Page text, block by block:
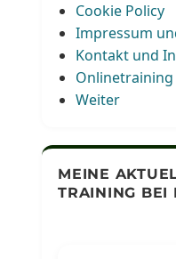
Cookie Policy
Impressum
Kontakt und
Onlinetraining
Weiter
MEINE
TRAINING BEI